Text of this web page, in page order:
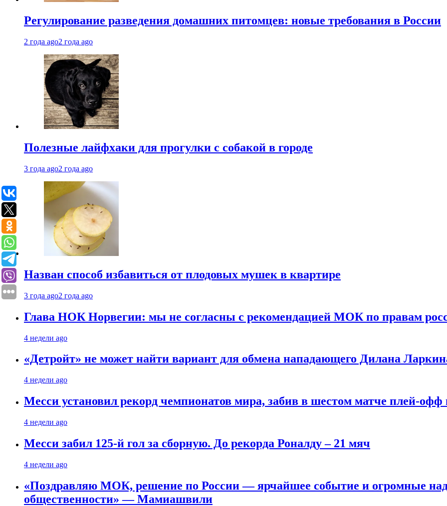
Регулирование разведения домашних питомцев: новые требования в России
2 года ago2 года ago
Полезные лайфхаки для прогулки с собакой в городе
3 года ago2 года ago
Назван способ избавиться от плодовых мушек в квартире
3 года ago2 года ago
Глава НОК Норвегии: мы не согласны с рекомендацией МОК по правам
4 недели ago
«Детройт» не может найти вариант для обмена нападающего Дилана
4 недели ago
Месси установил рекорд чемпионатов мира, забив в шестом матче плей‑офф
4 недели ago
Месси забил 125-й гол за сборную. До рекорда Роналду – 21 мяч
4 недели ago
«Поздравляю МОК, решение по России — ярчайшее событие и огромные
общественности» — Мамиашвили